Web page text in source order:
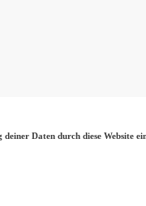
Daten durch diese Website